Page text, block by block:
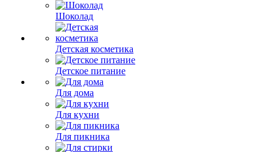
Шоколад
Детская косметика
Детское питание
Для дома
Для кухни
Для пикника